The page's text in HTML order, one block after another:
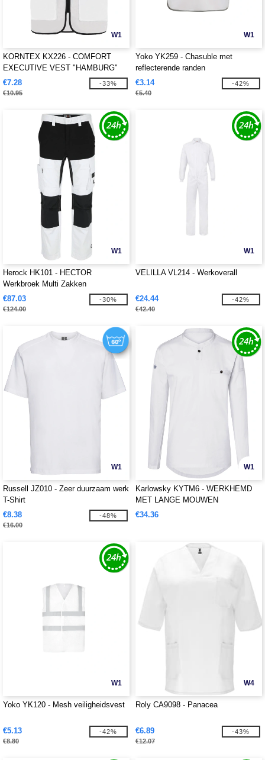
W1
KORNTEX KX226 - COMFORT
EXECUTIVE VEST "HAMBURG"
€7.28
€10.95
-33%
W1
Yoko YK259 - Chasuble met
reflecterende randen
€3.14
€5.40
-42%
W1
Herock HK101 - HECTOR
Werkbroek Multi Zakken
€87.03
€124.00
-30%
W1
VELILLA VL214 - Werkoverall
€24.44
€42.40
-42%
W1
Russell JZ010 - Zeer duurzaam werk
T-Shirt
€8.38
€16.00
-48%
W1
Karlowsky KYTM6 - WERKHEMD
MET LANGE MOUWEN
PERFORMANCE
€34.36
W1
Yoko YK120 - Mesh veiligheidsvest
€5.13
€8.80
-42%
W4
Roly CA9098 - Panacea
€6.89
€12.07
-43%